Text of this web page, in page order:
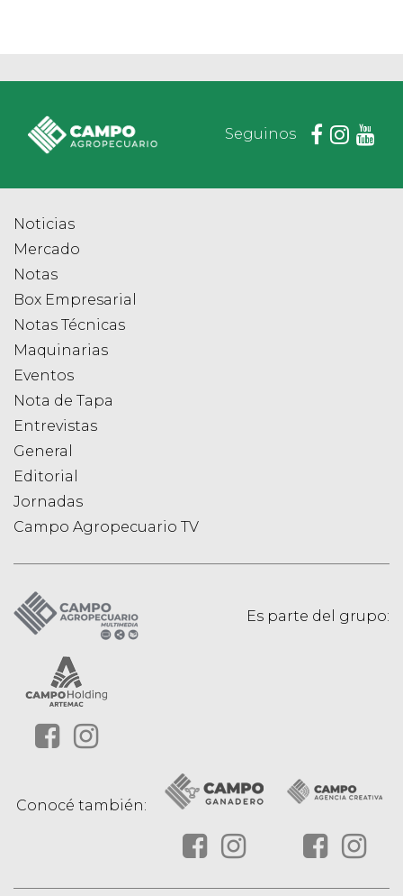
Seguinos
Noticias
Mercado
Notas
Box Empresarial
Notas Técnicas
Maquinarias
Eventos
Nota de Tapa
Entrevistas
General
Editorial
Jornadas
Campo Agropecuario TV
Es parte del grupo:
Conocé también: